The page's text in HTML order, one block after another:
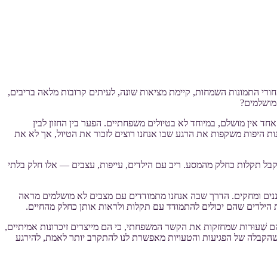
התמונות השמחות, קיימת מציאות שונה, לעיתים קרובות מלאה בריבים,
אין מושלם, במיוחד לא בטיולים משפחתיים. הפער בין החזון לבין
היפות משקפות את הרגע שבו אנחנו רוצים לזכור את הטיול, אך לא את
תקלות כחלק מהמסע. ריב עם הילדים, עייפות, עצבים — אלו חלק בלתי
ומחקים. הדרך שבה אנחנו מתמודדים עם מצבים לא מושלמים מראה
שהם יכולים להתמודד עם תקלות ולראות אותן כחלק מהחיים.
שַׁעוּרות שמחזקות את הקשר המשפחתי, כי הם מייצרים זיכרונות אמיתיים,
של הפגיעות והטעויות מאפשרת לנו להתקרב יותר לאמת, להירגע